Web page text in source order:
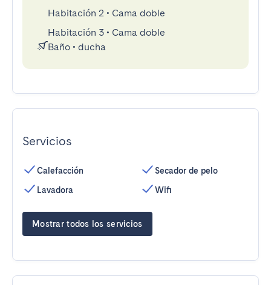
Habitación 2 • Cama doble
Habitación 3 • Cama doble
Baño • ducha
Servicios
Calefacción
Lavadora
Secador de pelo
Wifi
Mostrar todos los servicios